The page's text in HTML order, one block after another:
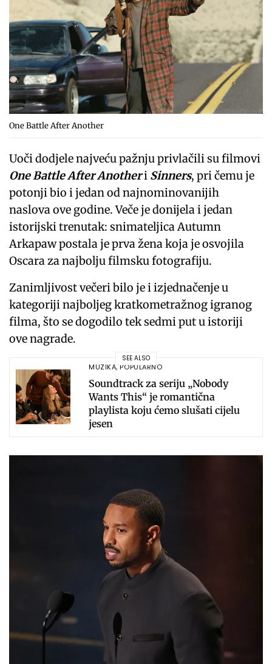
One Battle After Another
Uoči dodjele najveću pažnju privlačili su filmovi
One Battle After Anotheri Sinners, pri čemu je
potonji bio i jedan od najnominovanijih
naslova ove godine. Veče je donijela i jedan
istorijski trenutak: snimateljica Autumn
Arkapaw postala je prva žena koja je osvojila
Oscara za najbolju filmsku fotografiju.
Zanimljivost večeri bilo je i izjednačenje u
kategoriji najboljeg kratkometražnog igranog
filma, što se dogodilo tek sedmi put u istoriji
ove nagrade.
SEE ALSO
MUZIKA,POPULARNO
Soundtrack za seriju „Nobody
Wants This“ je romantična
playlista koju ćemo slušati cijelu
jesen